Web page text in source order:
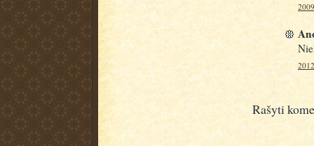
Rašyti